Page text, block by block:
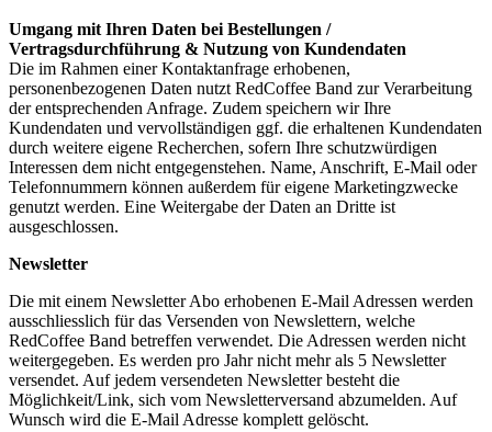
Umgang mit Ihren Daten bei Bestellungen /
Vertragsdurchführung & Nutzung von Kundendaten
Die im Rahmen einer Kontaktanfrage erhobenen,
personenbezogenen Daten nutzt RedCoffee Band zur Verarbeitung
der entsprechenden Anfrage. Zudem speichern wir Ihre
Kundendaten und vervollständigen ggf. die erhaltenen Kundendaten
durch weitere eigene Recherchen, sofern Ihre schutzwürdigen
Interessen dem nicht entgegenstehen. Name, Anschrift, E-Mail oder
Telefonnummern können außerdem für eigene Marketingzwecke
genutzt werden. Eine Weitergabe der Daten an Dritte ist
ausgeschlossen.
Newsletter
Die mit einem Newsletter Abo erhobenen E-Mail Adressen werden
ausschliesslich für das Versenden von Newslettern, welche
RedCoffee Band betreffen verwendet. Die Adressen werden nicht
weitergegeben. Es werden pro Jahr nicht mehr als 5 Newsletter
versendet. Auf jedem versendeten Newsletter besteht die
Möglichkeit/Link, sich vom Newsletterversand abzumelden. Auf
Wunsch wird die E-Mail Adresse komplett gelöscht.